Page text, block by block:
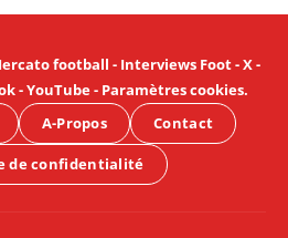
football - Interviews Foot-X-
-YouTube- Paramètres cookies.
A-Propos Contact
de confidentialité